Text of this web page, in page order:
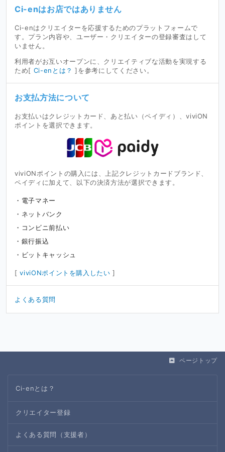
Ci-enはお店ではありません
Ci-enはクリエイターを応援するためのプラットフォームで
す。プラン内容や、ユーザー・クリエイターの登録審査はして
いません。
利用者がお互いオープンに、クリエイティブな活動を実現する
ため[ Ci-enとは？ ]を参考にしてください。
お支払方法について
お支払いはクレジットカード、あと払い（ペイディ）、viviON
ポイントを選択できます。
viviONポイントの購入には、上記クレジットカードブランド、
ペイディに加えて、以下の決済方法が選択できます。
電子マネー
ネットバンク
コンビニ前払い
銀行振込
ビットキャッシュ
[viviONポイントを購入したい ]
よくある質問
ページトップ
Ci-enとは？
クリエイター登録
よくある質問（支援者）